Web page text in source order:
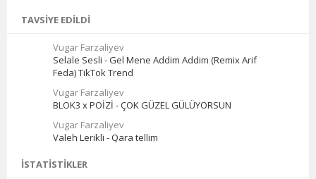
TAVSIYE EDILDI
Vugar Farzaliyev
Selale Sesli - Gel Mene Addim Addim (Remix Arif
Feda) TikTok Trend
Vugar Farzaliyev
BLOK3 x POİZİ - ÇOK GÜZEL GÜLÜYORSUN
Vugar Farzaliyev
Valeh Lerikli - Qara tellim
İSTATISTIKLER